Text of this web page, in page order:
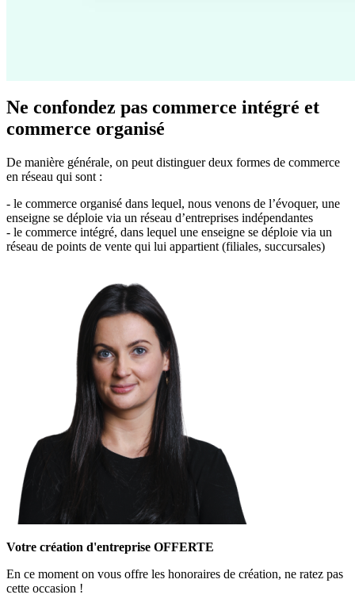
Ne confondez pas commerce intégré et
commerce organisé
De manière générale, on peut distinguer deux formes de commerce
en réseau qui sont :
- le commerce organisé dans lequel, nous venons de l’évoquer, une
enseigne se déploie via un réseau d’entreprises indépendantes
- le commerce intégré, dans lequel une enseigne se déploie via un
réseau de points de vente qui lui appartient (filiales, succursales)
Votre création d'entreprise OFFERTE
En ce moment on vous offre les honoraires de création, ne ratez pas
cette occasion !